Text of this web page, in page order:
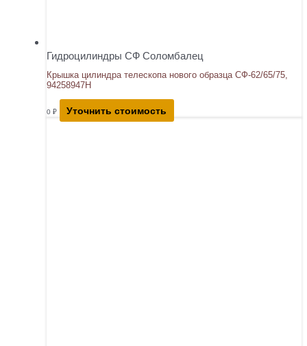
Гидроцилиндры СФ Соломбалец
Крышка цилиндра телескопа нового образца СФ-62/65/75,
94258947Н
0 ₽ Уточнить стоимость